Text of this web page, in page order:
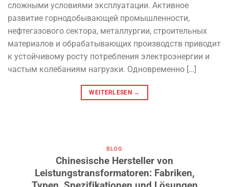
сложными условиями эксплуатации. Активное
развитие горнодобывающей промышленности,
нефтегазового сектора, металлургии, строительных
материалов и обрабатывающих производств приводит
к устойчивому росту потребления электроэнергии и
частым колебаниям нагрузки. Одновременно […]
WEITERLESEN →
BLOG
Chinesische Hersteller von
Leistungstransformatoren: Fabriken,